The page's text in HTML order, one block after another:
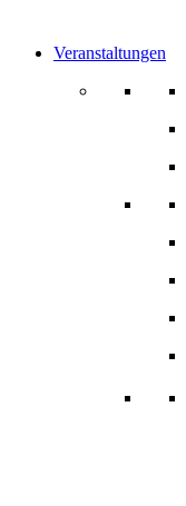
Veranstaltungen